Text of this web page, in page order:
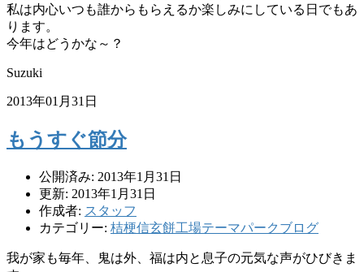
私は内心いつも誰からもらえるか楽しみにしている日でもあ
ります。
今年はどうかな～？
Suzuki
2013年01月31日
もうすぐ節分
公開済み: 2013年1月31日
更新: 2013年1月31日
作成者: スタッフ
カテゴリー: 桔梗信玄餅工場テーマパークブログ
我が家も毎年、鬼は外、福は内と息子の元気な声がひびきま